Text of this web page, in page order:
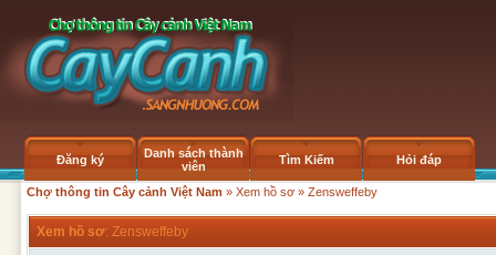
Đăng ký
Danh sách thành
viên
Tìm Kiếm Hỏi đáp
Chợ thông tin Cây cảnh Việt Nam » Xem hồ sơ » Zensweffeby
Xem hồ sơ: Zensweffeby